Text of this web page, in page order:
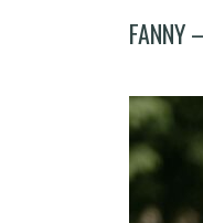
FANNY